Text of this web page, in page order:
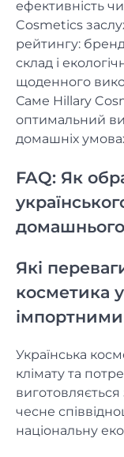
ефективність
Cosmetics
рейтингу:
склад і
щоденного
Саме Hillary
оптимальний
домашніх
FAQ: Як
Які
косметика
Українська
клімату та
чесне
національну